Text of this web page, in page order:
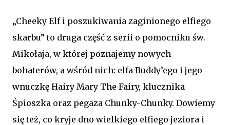
„Cheeky Elf i poszukiwania zaginionego elfiego
skarbu” to druga część z serii o pomocniku św.
Mikołaja, w której poznajemy nowych
bohaterów, a wśród nich: elfa Buddy’ego i jego
wnuczkę Hairy Mary The Fairy, klucznika
Śpioszka oraz pegaza Chunky-Chunky. Dowiemy
się też, co kryje dno wielkiego elfiego jeziora i